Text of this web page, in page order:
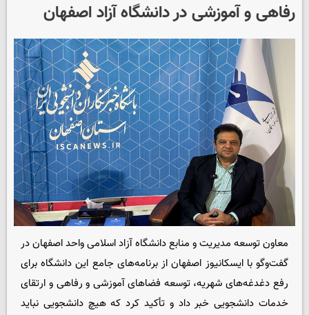
رفاهی و آموزشی در دانشگاه آزاد اصفهان
معاون توسعه مدیریت و منابع دانشگاه آزاد اسلامی واحد اصفهان در
گفت‌وگو با ایسکانیوز اصفهان از برنامه‌های جامع این دانشگاه برای
رفع دغدغه‌های شهریه، توسعه فضاهای آموزشی و رفاهی و ارتقای
خدمات دانشجویی خبر داد و تأکید کرد که هیچ دانشجویی نباید